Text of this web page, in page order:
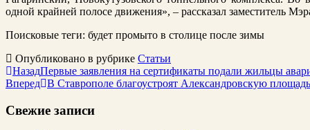
одной крайней полосе движения», – рассказал заместитель
Поисковые теги: будет промыто в столице после зимы
Опубликовано в рубрике Статьи
НазадПервые заявления на сертификаты подали жильцы
Вперед В Ставрополе благоустроят Александровскую площадь
Свежие записи